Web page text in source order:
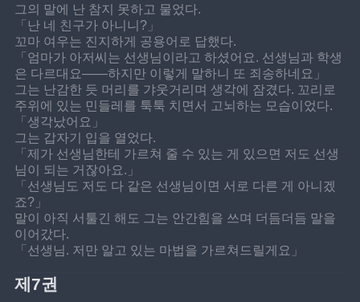
그의 말에 난 참지 못하고 물었다.
「난 네 친구가 아니니?」
꼬마 여우는 진지하게 공용어로 답했다.
「엄마가 아저씨는 선생님이라고 하셨어요. 선생님과 학생
은 다르대요——하지만 이렇게 말하니 또 죄송하네요」
그는 난감한 듯 머리를 갸웃거리며 생각에 잠겼다. 꼬리로
주위에 있는 민들레를 툭툭 치면서 고뇌하는 모습이었다.
「생각났어요」
그는 갑자기 입을 열었다.
「제가 선생님한테 가르쳐 줄 수 있는 게 있으면 저도 선생
님이 되는 거잖아요.」
「선생님도 저도 다 같은 선생님이면 서로 다른 게 아니겠
죠?」
말이 아직 서툴긴 해도 그는 안간힘을 쓰며 더듬더듬 말을
이어갔다.
「선생님. 저만 알고 있는 마법을 가르쳐드릴게요」
제7권